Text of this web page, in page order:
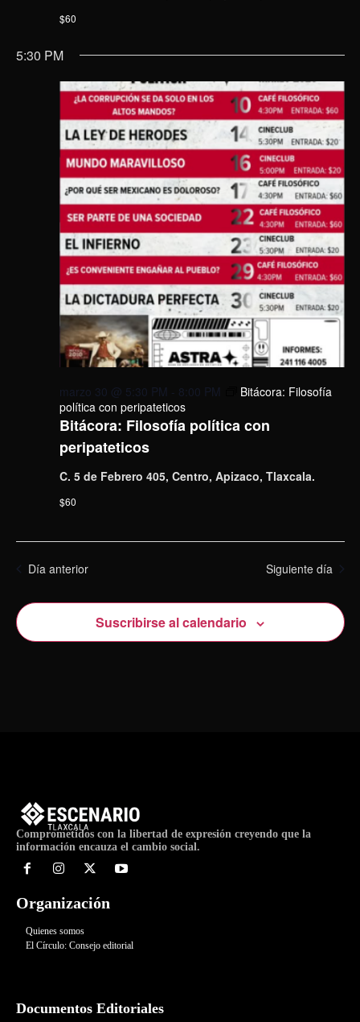
$60
5:30 PM
Bitácora: Filosofía política con
peripateticos
marzo 30 @ 5:30 PM - 8:00 PM
Bitácora: Filosofía
política con peripateticos
C. 5 de Febrero 405, Centro, Apizaco, Tlaxcala.
$60
Día anterior Siguiente día
Suscribirse al calendario
Comprometidos con la libertad de expresión creyendo que la
información encauza el cambio social.
Organización
Quienes somos
El Círculo: Consejo editorial
Documentos Editoriales